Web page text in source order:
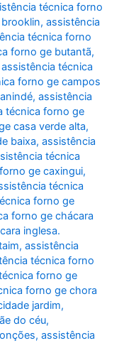
técnica forno
,assistência
técnica forno
forno ge butantã,
assistência técnica
forno ge campos
,assistência
técnica forno ge
casa verde alta,
baixa,assistência
técnica
ge caxingui,
técnica
forno ge
forno ge chácara
inglesa.
,assistência
técnica forno
forno ge
forno ge chora
jardim,
do céu,
,assistência